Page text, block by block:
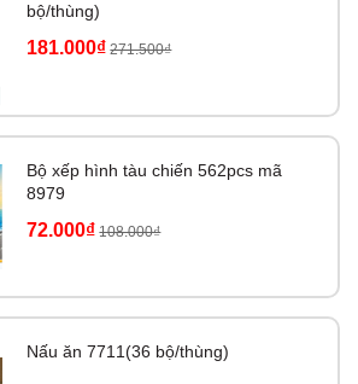
bộ/thùng)
181.000₫ 271.500₫
Bộ xếp hình tàu chiến 562pcs mã
8979
72.000₫ 108.000₫
Nấu ăn 7711(36 bộ/thùng)